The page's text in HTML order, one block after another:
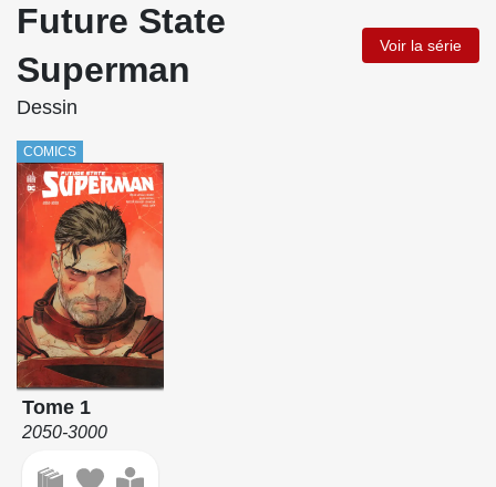
Future State
Superman
Voir la série
Dessin
COMICS
Tome 1
2050-3000